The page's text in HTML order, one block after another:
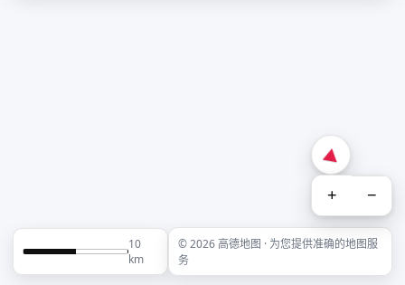
+ −
10
km
© 2026 高德地图 · 为您提供准确的地图服
务